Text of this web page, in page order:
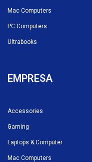
Mac Computers
PC Computers
Ultrabooks
EMPRESA
Accessories
Gaming
Laptops & Computer
Mac Computers